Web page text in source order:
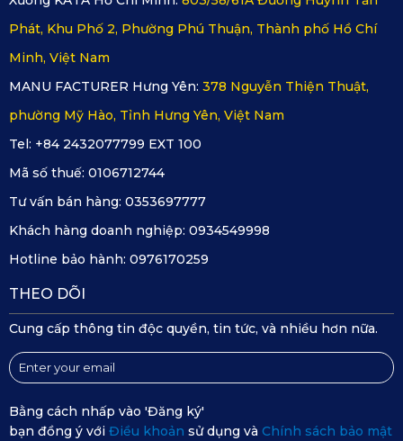
Phát, Khu Phố 2, Phường Phú Thuận, Thành phố Hồ Chí
Minh, Việt Nam
MANU FACTURER Hưng Yên: 378 Nguyễn Thiện Thuật,
phường Mỹ Hào, Tỉnh Hưng Yên, Việt Nam
Tel: +84 2432077799 EXT 100
Mã số thuế: 0106712744
Tư vấn bán hàng: 0353697777
Khách hàng doanh nghiệp: 0934549998
Hotline bảo hành: 0976170259
THEO DÕI
Cung cấp thông tin độc quyền, tin tức, và nhiều hơn nữa.
Bằng cách nhấp vào 'Đăng ký'
bạn đồng ý với Điều khoản sử dụng và Chính sách bảo mật